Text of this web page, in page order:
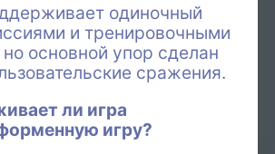
одиночный
и тренировочными
основной упор сделан
сражения.
ли игра
игру?